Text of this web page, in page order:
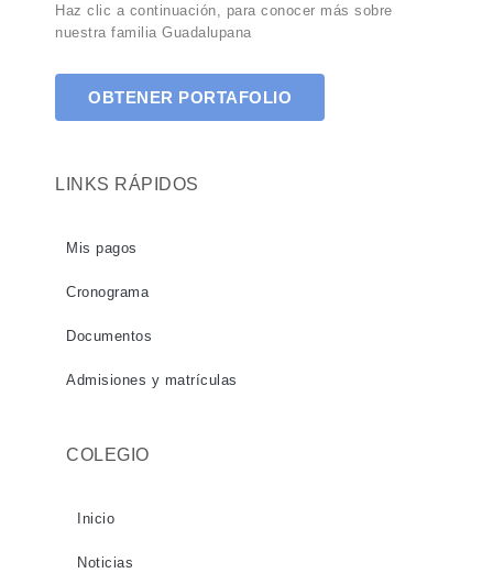
Haz clic a continuación, para conocer más sobre
nuestra familia Guadalupana
OBTENER PORTAFOLIO
LINKS RÁPIDOS
Mis pagos
Cronograma
Documentos
Admisiones y matrículas
COLEGIO
Inicio
Noticias